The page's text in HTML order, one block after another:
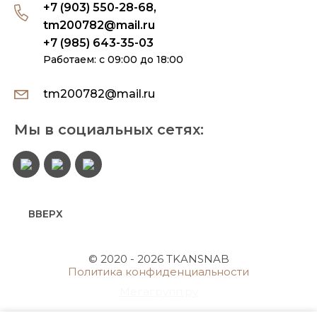
+7 (903) 550-28-68,
tm200782@mail.ru
+7 (985) 643-35-03
Работаем: с 09:00 до 18:00
tm200782@mail.ru
Мы в социальных сетях:
ВВЕРХ
© 2020 - 2026 TKANSNAB
Политика конфиденциальности